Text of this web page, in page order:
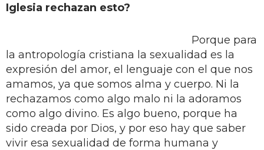
Iglesia rechazan esto?
Porque para
la antropología cristiana la sexualidad es la
expresión del amor, el lenguaje con el que nos
amamos, ya que somos alma y cuerpo. Ni la
rechazamos como algo malo ni la adoramos
como algo divino. Es algo bueno, porque ha
sido creada por Dios, y por eso hay que saber
vivir esa sexualidad de forma humana y